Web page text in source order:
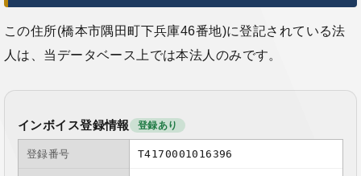
この住所(橋本市隅田町下兵庫46番地)に登記されている法
人は、当データベース上では本法人のみです。
インボイス登録情報 登録あり
登録番号 T4170001016396